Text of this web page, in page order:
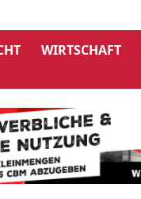
WIRTSCHAFT